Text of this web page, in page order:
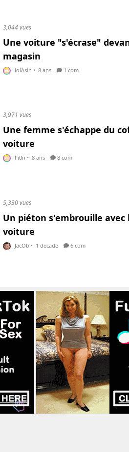
3,044 vues
Une voiture "s'écrase"
magasin
lolAsin • 8 ans 1 com
3,971 vues
Une femme s'échappe du
voiture
Fi0n • 8 ans 8 com
5,330 vues
Un piéton s'embrouille avec
voiture
JacOb • 1 decade 6 com